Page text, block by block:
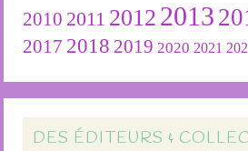
2010 2011 2012 2013
2017 2018 2019 2020 2021
DES ÉDITEURS &